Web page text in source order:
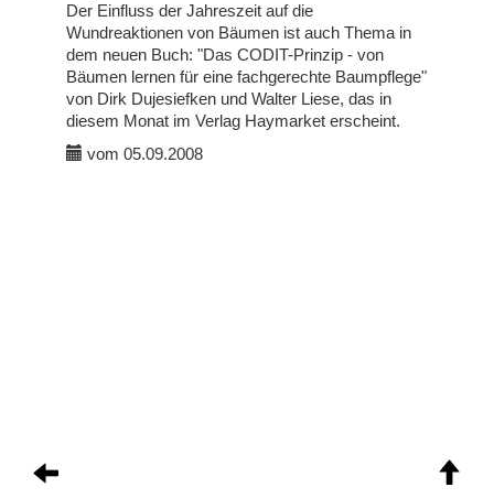
Der Einfluss der Jahreszeit auf die
Wundreaktionen von Bäumen ist auch Thema in
dem neuen Buch: "Das CODIT-Prinzip - von
Bäumen lernen für eine fachgerechte Baumpflege"
von Dirk Dujesiefken und Walter Liese, das in
diesem Monat im Verlag Haymarket erscheint.
vom 05.09.2008